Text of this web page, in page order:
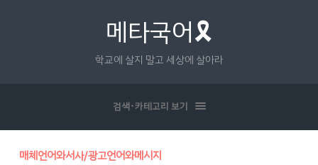
메타국어🎗
학교에 살지 말고 세상에 살아라
검색･카테고리 보기
매체언어와서사/광고언어와메시지